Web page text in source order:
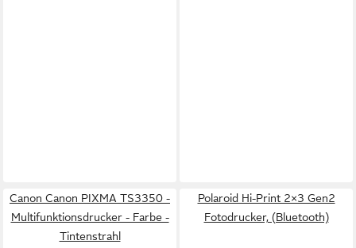
Canon Canon PIXMA TS3350 -
Multifunktionsdrucker - Farbe -
Tintenstrahl
Polaroid Hi-Print 2×3 Gen2
Fotodrucker, (Bluetooth)